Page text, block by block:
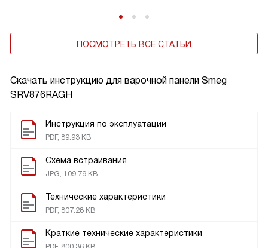
Скачать инструкцию для варочной панели Smeg
SRV876RAGH
Инструкция по эксплуатации
PDF, 89.93 KB
Схема встраивания
JPG, 109.79 KB
Технические характеристики
PDF, 807.28 KB
Краткие технические характеристики
ПОСМОТРЕТЬ ВСЕ СТАТЬИ